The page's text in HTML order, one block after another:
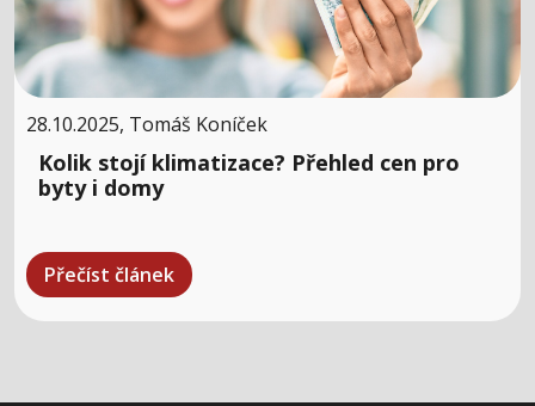
28.10.2025, Tomáš Koníček
Kolik stojí klimatizace? Přehled cen pro
byty i domy
Přečíst článek